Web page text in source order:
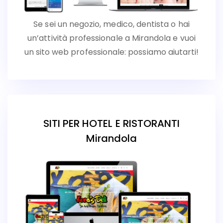
Se sei un negozio, medico, dentista o hai
un’attività professionale a Mirandola e vuoi
un sito web professionale: possiamo aiutarti!
SITI PER HOTEL E RISTORANTI
Mirandola